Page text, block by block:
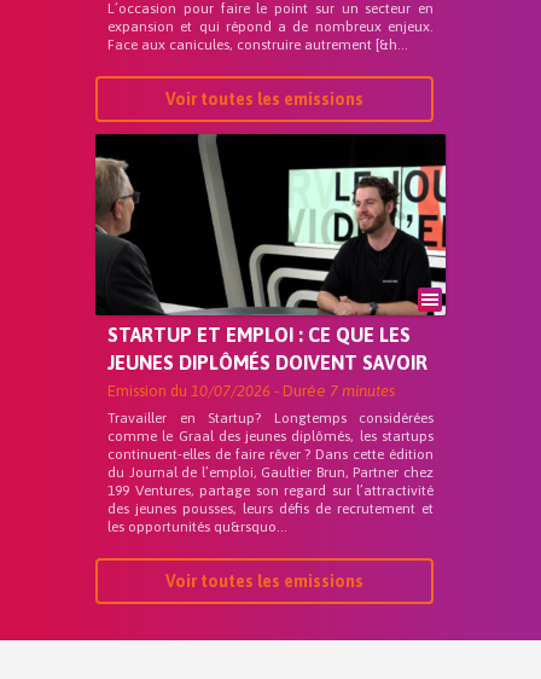
L’occasion pour faire le point sur un secteur en
expansion et qui répond a de nombreux enjeux.
Face aux canicules, construire autrement [&h...
Voir toutes les emissions
STARTUP ET EMPLOI : CE QUE LES
JEUNES DIPLÔMÉS DOIVENT SAVOIR
Emission du 10/07/2026 - Durée 7 minutes
Travailler en Startup? Longtemps considérées
comme le Graal des jeunes diplômés, les startups
continuent-elles de faire rêver ? Dans cette édition
du Journal de l’emploi, Gaultier Brun, Partner chez
199 Ventures, partage son regard sur l’attractivité
des jeunes pousses, leurs défis de recrutement et
les opportunités qu&rsquo...
Voir toutes les emissions